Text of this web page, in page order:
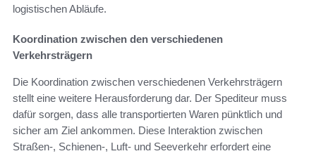
logistischen Abläufe.
Koordination zwischen den verschiedenen
Verkehrsträgern
Die Koordination zwischen verschiedenen Verkehrsträgern
stellt eine weitere Herausforderung dar. Der Spediteur muss
dafür sorgen, dass alle transportierten Waren pünktlich und
sicher am Ziel ankommen. Diese Interaktion zwischen
Straßen-, Schienen-, Luft- und Seeverkehr erfordert eine